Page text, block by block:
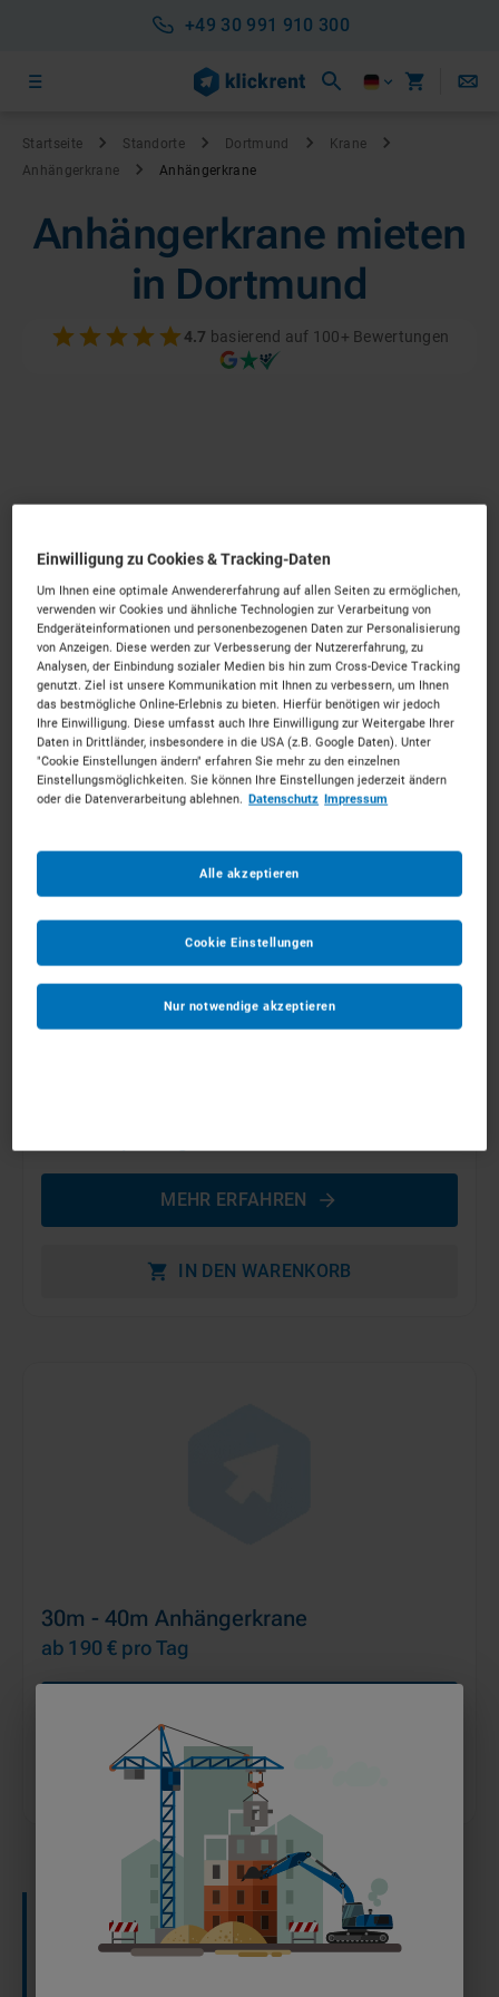
+49 30 991 910 300
Startseite Standorte Dortmund
Krane
Anhängerkrane
Anhängerkrane
Anhängerkrane mieten
in Dortmund
4.7 basierend auf 100+ Bewertungen
Anhängerkrane mieten in Dortmund
Mitten im Revier packen wir gemeinsam an.Mieten
Sie die passenden Anhängerkrane für Ihr Vorhaben.
Unkompliziert, zu starken Konditionen und mit
persönlichem Experten-Service.
156Vermietpartner im Raum
MEHR ERFAHREN
IN DEN WARENKORB
30m - 40m Anhängerkrane
ab 190 € pro Tag
IN DEN WARENKORB
Dortmund— Typische Einsatzbereiche
In der Dortmunder Stahlindustrie werden
Einwilligung zu Cookies & Tracking-Daten
Um Ihnen eine optimale Anwendererfahrung auf allen Seiten zu ermöglichen,
verwenden wir Cookies und ähnliche Technologien zur Verarbeitung von
Endgeräteinformationen und personenbezogenen Daten zur Personalisierung
von Anzeigen. Diese werden zur Verbesserung der Nutzererfahrung, zu
Analysen, der Einbindung sozialer Medien bis hin zum Cross-Device Tracking
genutzt. Ziel ist unsere Kommunikation mit Ihnen zu verbessern, um Ihnen
das bestmögliche Online-Erlebnis zu bieten. Hierfür benötigen wir jedoch
Ihre Einwilligung. Diese umfasst auch Ihre Einwilligung zur Weitergabe Ihrer
Daten in Drittländer, insbesondere in die USA (z.B. Google Daten). Unter
"Cookie Einstellungen ändern" erfahren Sie mehr zu den einzelnen
Einstellungsmöglichkeiten. Sie können Ihre Einstellungen jederzeit ändern
oder die Datenverarbeitung ablehnen. Datenschutz Impressum
Nur notwendige akzeptieren
Alle akzeptieren
Cookie Einstellungen